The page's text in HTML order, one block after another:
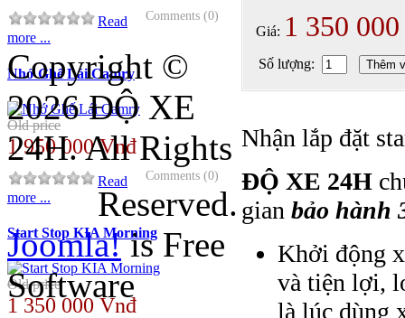
Giá: 1 350
Số lượng: Thêm
Nhận lắp đặt
ĐỘ XE 24H
gian bảo hành
Khởi động
và tiện lợi,
là lúc dùng
Comments (0)
Read
more ...
Nhớ Ghế Lái Camry
Old price
1 950 000 Vnđ
Comments (0)
Read
more ...
Start Stop KIA Morning
Old price
1 350 000 Vnđ
Copyright ©
2026 ĐỘ XE
24H. All Rights
Reserved.
Joomla!is Free
Software